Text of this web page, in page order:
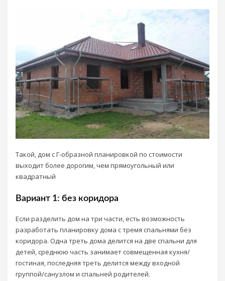
Такой, дом с Г-образной планировкой по стоимости
выходит более дорогим, чем прямоугольный или
квадратный
Вариант 1: без коридора
Если разделить дом на три части, есть возможность
разработать планировку дома с тремя спальнями без
коридора. Одна треть дома делится на две спальни для
детей, среднюю часть занимает совмещенная кухня/
гостиная, последняя треть делится между входной
группой/санузлом и спальней родителей.